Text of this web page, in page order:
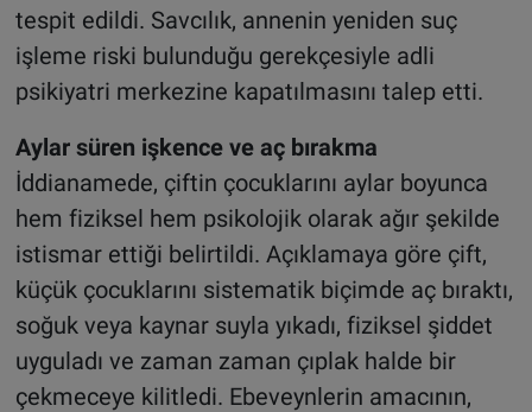
tespit edildi. Savcılık, annenin yeniden suç
işleme riski bulunduğu gerekçesiyle adli
psikiyatri merkezine kapatılmasını talep etti.
Aylar süren işkence ve aç bırakma
İddianamede, çiftin çocuklarını aylar boyunca
hem fiziksel hem psikolojik olarak ağır şekilde
istismar ettiği belirtildi. Açıklamaya göre çift,
küçük çocuklarını sistematik biçimde aç bıraktı,
soğuk veya kaynar suyla yıkadı, fiziksel şiddet
uyguladı ve zaman zaman çıplak halde bir
çekmeceye kilitledi. Ebeveynlerin amacının,